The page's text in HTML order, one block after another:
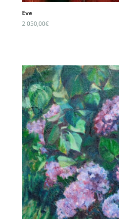
Eve
2 050,00€